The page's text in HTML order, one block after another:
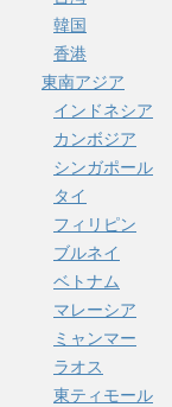
韓国
香港
東南アジア
インドネシア
カンボジア
シンガポール
タイ
フィリピン
ブルネイ
ベトナム
マレーシア
ミャンマー
ラオス
東ティモール